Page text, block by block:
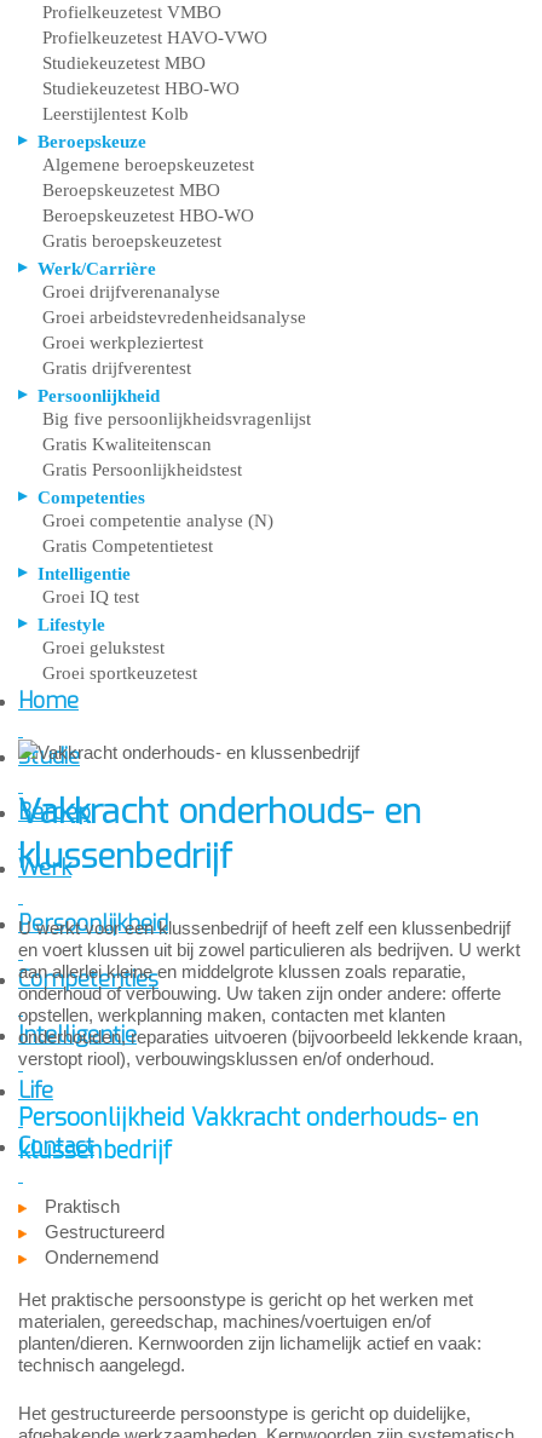
Profielkeuzetest VMBO
Profielkeuzetest HAVO-VWO
Studiekeuzetest MBO
Studiekeuzetest HBO-WO
Leerstijlentest Kolb
Beroepskeuze
Algemene beroepskeuzetest
Beroepskeuzetest MBO
Beroepskeuzetest HBO-WO
Gratis beroepskeuzetest
Werk/Carrière
Groei drijfverenanalyse
Groei arbeidstevredenheidsanalyse
Groei werkpleziertest
Gratis drijfverentest
Persoonlijkheid
Big five persoonlijkheidsvragenlijst
Gratis Kwaliteitenscan
Gratis Persoonlijkheidstest
Competenties
Groei competentie analyse (N)
Gratis Competentietest
Intelligentie
Groei IQ test
Lifestyle
Groei gelukstest
Groei sportkeuzetest
Home
Studie
Beroep
Werk
Persoonlijkheid
Competenties
Intelligentie
Life
Contact
Vakkracht onderhouds- en
klussenbedrijf
U werkt voor een klussenbedrijf of heeft zelf een klussenbedrijf
en voert klussen uit bij zowel particulieren als bedrijven. U werkt
aan allerlei kleine en middelgrote klussen zoals reparatie,
onderhoud of verbouwing. Uw taken zijn onder andere: offerte
opstellen, werkplanning maken, contacten met klanten
onderhouden, reparaties uitvoeren (bijvoorbeeld lekkende kraan,
verstopt riool), verbouwingsklussen en/of onderhoud.
Persoonlijkheid Vakkracht onderhouds- en
klussenbedrijf
Praktisch
Gestructureerd
Ondernemend
Het praktische persoonstype is gericht op het werken met
materialen, gereedschap, machines/voertuigen en/of
planten/dieren. Kernwoorden zijn lichamelijk actief en vaak:
technisch aangelegd.
Het gestructureerde persoonstype is gericht op duidelijke,